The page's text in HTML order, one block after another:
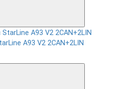
A93 V2 2CAN+2LIN